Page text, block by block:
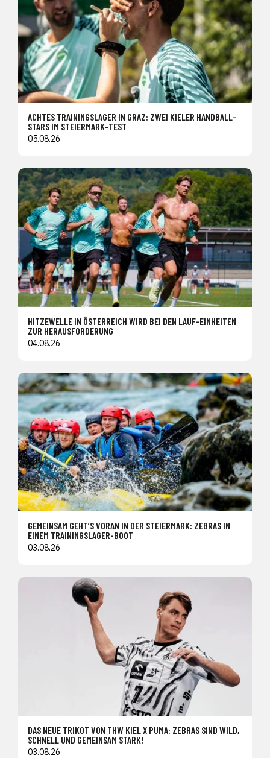
ACHTES TRAININGSLAGER IN GRAZ: ZWEI KIELER HANDBALL-
STARS IM STEIERMARK-TEST
05.08.26
HITZEWELLE IN ÖSTERREICH WIRD BEI DEN LAUF-EINHEITEN
ZUR HERAUSFORDERUNG
04.08.26
GEMEINSAM GEHT’S VORAN IN DER STEIERMARK: ZEBRAS IN
EINEM TRAININGSLAGER-BOOT
03.08.26
DAS NEUE TRIKOT VON THW KIEL X PUMA: ZEBRAS SIND WILD,
SCHNELL UND GEMEINSAM STARK!
03.08.26